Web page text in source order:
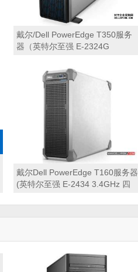
戴尔/Dell PowerEdge T350服务
器（英特尔至强 E-2324G
块*8TB 企业级硬盘丨H345 阵列
卡丨单电源丨三年保修）
戴尔Dell PowerEdge T160服务器
(英特尔至强 E-2434 3.4GHz 四
态硬盘丨集成阵列卡丨三年保修)